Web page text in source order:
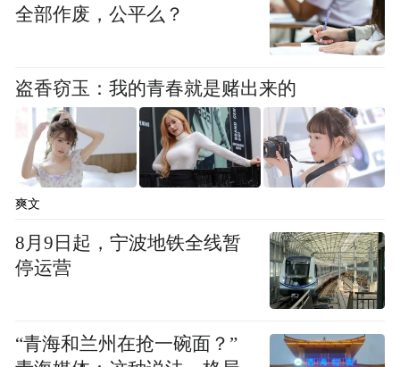
元。2025年6月23日，法院依法判处柯某有期
徒刑2年，并处罚金5000元；判处邱某有期徒
刑3年9个月，并处罚金20000元，同时依法追
缴二人全部违法所得。
案例四 上海市参保人胡某某涉嫌倒卖医保药
品骗保案
2025年2月，医保部门通过大数据分析发现，
74岁的上海市职工医保退休参保人员胡某某
2024年11月12日在上海某门诊部购买的药
品，于2025年1月18日在外省市某药店出现了
全部作废，公平么？
盗香窃玉：我的青春就是赌出来的
爽文
8月9日起，宁波地铁全线暂
停运营
“青海和兰州在抢一碗面？”